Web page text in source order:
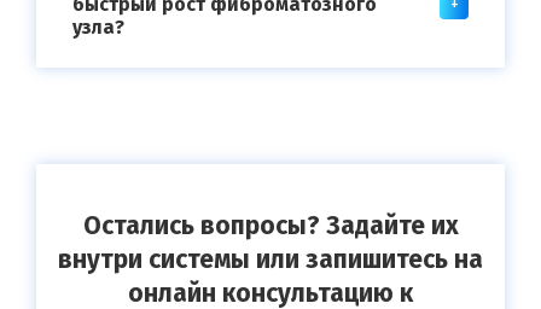
узла?
Остались вопросы? Задайте их
внутри системы или запишитесь на
онлайн консультацию к